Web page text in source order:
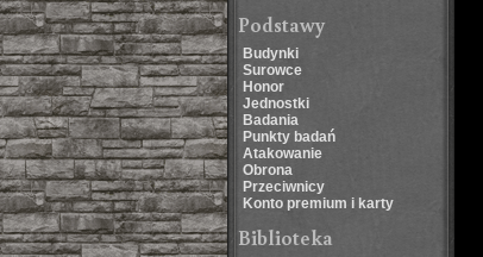
Podstawy
Budynki
Surowce
Honor
Jednostki
Badania
Punkty badań
Atakowanie
Obrona
Przeciwnicy
Konto premium i karty
Biblioteka